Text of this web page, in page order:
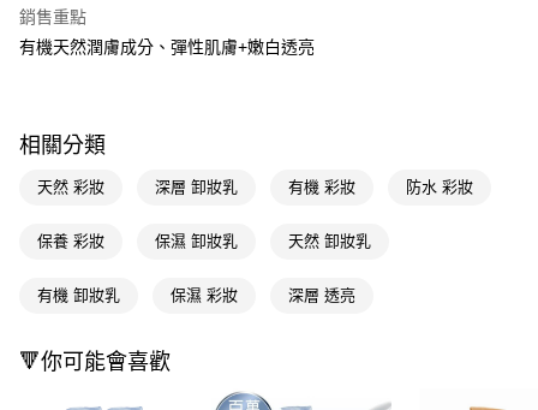
便利好安心！
１．簡單：不需註冊會員、不需綁卡、不需儲值。
２．便利：只要手機號碼，簡訊認證，即可結帳。
３．安心：先確認商品／服務後，再付款。
【「AFTEE先享後付」結帳流程】
結帳頁面，進行簡訊認證並確認金額後，即可完成結帳。
２．訂單成立數日內，您將收到繳費通知簡訊。
ATM／網路銀行／等多元方式進行付款，方視為交易完成。
※ 請注意：結帳手續完成當下不需立刻繳費，但若您需要取消訂單，請聯絡
購買商品的店家。未經商家同意取消之訂單仍視為有效，需透過AFTEE先享
每筆NT$65，滿NT$390(含以上)免運費
付款後全家取貨
萊爾富取貨付款
每筆NT$65，滿NT$490(含以上)免運費
銷售重點
有機天然潤膚成分、彈性肌膚+嫩白透亮
相關分類
天然 彩妝 深層 卸妝乳 有機 彩妝 防水 彩妝
保養 彩妝 保濕 卸妝乳 天然 卸妝乳
有機 卸妝乳 保濕 彩妝 深層 透亮
🔻你可能會喜歡